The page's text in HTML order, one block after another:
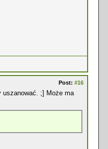
Post: #16
uszanować. ;] Może ma